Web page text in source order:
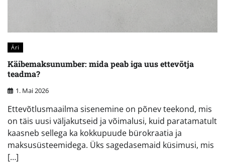
Äri
Käibemaksunumber: mida peab iga uus ettevõtja
teadma?
1. Mai 2026
Ettevõtlusmaailma sisenemine on põnev teekond, mis
on täis uusi väljakutseid ja võimalusi, kuid paratamatult
kaasneb sellega ka kokkupuude bürokraatia ja
maksusüsteemidega. Üks sagedasemaid küsimusi, mis
[…]